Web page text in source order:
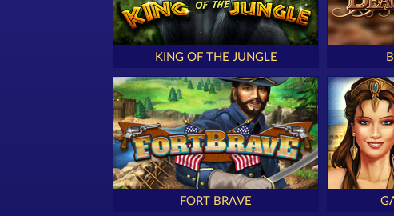
KING OF THE JUNGLE
FORT BRAVE